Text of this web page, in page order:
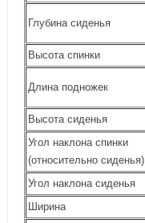
Глубина сиденья
Высота спинки
Длина подножек
Высота сиденья
Угол наклона спинки
(относительно сиденья)
Угол наклона сиденья
Ширина